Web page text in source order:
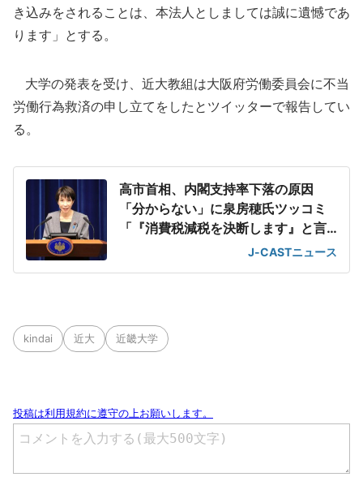
き込みをされることは、本法人としましては誠に遺憾であ
ります」とする。
大学の発表を受け、近大教組は大阪府労働委員会に不当
労働行為救済の申し立てをしたとツイッターで報告してい
る。
高市首相、内閣支持率下落の原因
「分からない」に泉房穂氏ツッコミ
「『消費税減税を決断します』と言
J-CASTニュース
kindai 近大 近畿大学